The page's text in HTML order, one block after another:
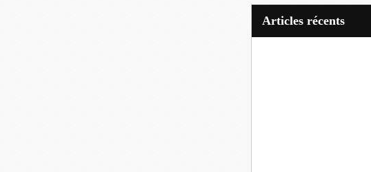
articles récents